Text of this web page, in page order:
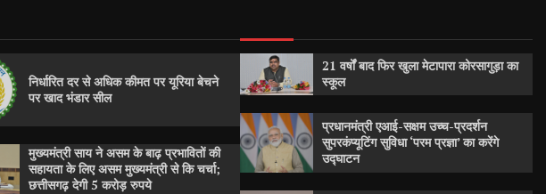
निर्धारित दर से अधिक कीमत पर यूरिया बेचने
पर खाद भंडार सील
मुख्यमंत्री साय ने असम के बाढ़ प्रभावितों की
सहायता के लिए असम मुख्यमंत्री से कि चर्चा;
छत्तीसगढ़ देगी 5 करोड़ रुपये
21 वर्षों बाद फिर खुला मेटापारा कोरसागुड़ा का
स्कूल
प्रधानमंत्री एआई-सक्षम उच्च-प्रदर्शन
सुपरकंप्यूटिंग सुविधा ‘परम प्रज्ञा’ का करेंगे
उद्घाटन